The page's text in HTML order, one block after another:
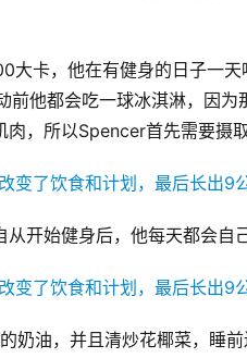
大卡，他在有健身的日子一
他都会吃一球冰淇淋，因
，所以Spencer首先需要摄取
开始健身后，他每天都会自
奶油，并且清炒花椰菜，睡